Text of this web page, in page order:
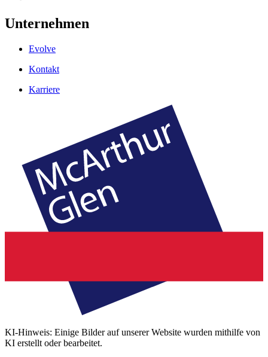
Unternehmen
Evolve
Kontakt
Karriere
KI-Hinweis: Einige Bilder auf unserer Website wurden mithilfe von
KI erstellt oder bearbeitet.